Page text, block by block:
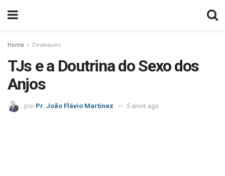
Home Destaques
TJs e a Doutrina do Sexo dos
Anjos
por Pr. João Flávio Martinez 5 anos ago